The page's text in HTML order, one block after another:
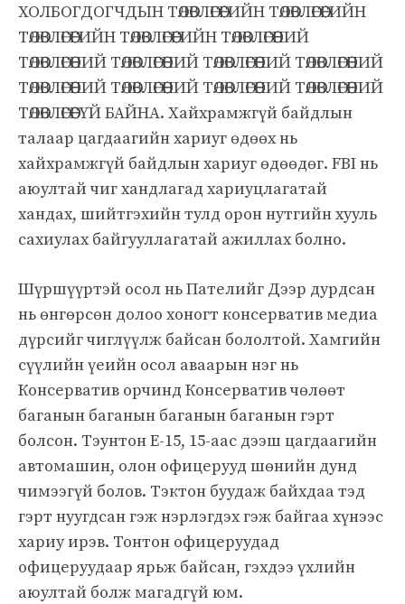
ХОЛБОГДОГЧДЫН ТӨЛӨВЛӨГӨӨГИЙН ТӨЛӨВЛӨГӨӨГИЙН
ТӨЛӨВЛӨГӨӨГИЙН ТӨЛӨВЛӨГӨӨГИЙН ТӨЛӨВЛӨГӨӨНИЙ
ТӨЛӨВЛӨГӨӨНИЙ ТӨЛӨВЛӨГӨӨНИЙ ТӨЛӨВЛӨГӨӨНИЙ ТӨЛӨВЛӨГӨӨНИЙ
ТӨЛӨВЛӨГӨӨНИЙ ТӨЛӨВЛӨГӨӨНИЙ ТӨЛӨВЛӨГӨӨНИЙ ТӨЛӨВЛӨГӨӨНИЙ
ТӨЛӨВЛӨГӨӨГҮЙ БАЙНА. Хайхрамжгүй байдлын
талаар цагдаагийн хариуг өдөөх нь
хайхрамжгүй байдлын хариуг өдөөдөг. FBI нь
аюултай чиг хандлагад хариуцлагатай
хандах, шийтгэхийн тулд орон нутгийн хууль
сахиулах байгууллагатай ажиллах болно.
Шүршүүртэй осол нь Пателийг Дээр дурдсан
нь өнгөрсөн долоо хоногт консерватив медиа
дүрсийг чиглүүлж байсан бололтой. Хамгийн
сүүлийн үеийн осол аваарын нэг нь
Консерватив орчинд Консерватив чөлөөт
баганын баганын баганын баганын гэрт
болсон. Тэунтон Е-15, 15-аас дээш цагдаагийн
автомашин, олон офицерууд шөнийн дунд
чимээгүй болов. Тэктон буудаж байхдаа тэд
гэрт нуугдсан гэж нэрлэгдэх гэж байгаа хүнээс
хариу ирэв. Тонтон офицеруудад
офицеруудаар ярьж байсан, гэхдээ үхлийн
аюултай болж магадгүй юм.